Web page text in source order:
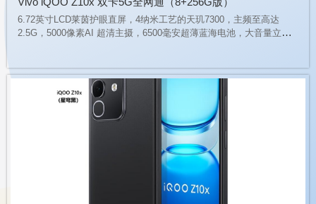
6.72英寸LCD莱茵护眼直屏，4纳米工艺的天玑7300，主频至高达
2.5G，5000像素AI 超清主摄，6500毫安超薄蓝海电池，大音量立体